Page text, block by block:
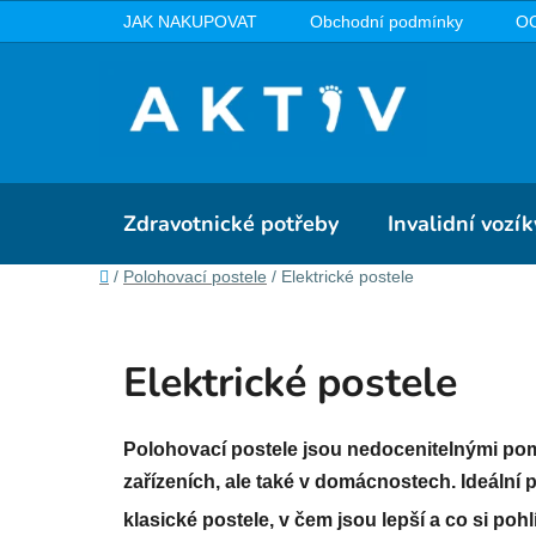
na
JAK NAKUPOVAT Obchodní podmínky
Zdravotnické potřeby Invalidní
Domů
/ Polohovací postele / Elektrické postele
Elektrické postele
Polohovací postele jsou nedocenitelnými
zařízeních, ale také v domácnostech. Ideální
klasické postele, v čem jsou lepší a co si